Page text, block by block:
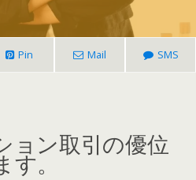
Pin Mail SMS
ョン取引の優位
。